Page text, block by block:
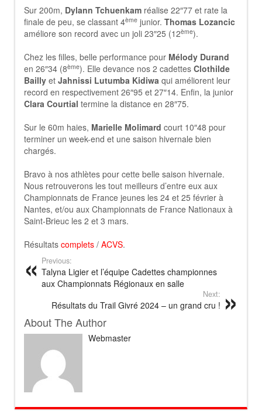
Sur 200m, Dylann Tchuenkam réalise 22″77 et rate la
finale de peu, se classant 4ème junior. Thomas Lozancic
améliore son record avec un joli 23″25 (12ème).
Chez les filles, belle performance pour Mélody Durand
en 26″34 (8ème). Elle devance nos 2 cadettes Clothilde
Bailly et Jahnissi Lutumba Kidiwa qui améliorent leur
record en respectivement 26″95 et 27″14. Enfin, la junior
Clara Courtial termine la distance en 28″75.
Sur le 60m haies, Marielle Molimard court 10″48 pour
terminer un week-end et une saison hivernale bien
chargés.
Bravo à nos athlètes pour cette belle saison hivernale.
Nous retrouverons les tout meilleurs d’entre eux aux
Championnats de France jeunes les 24 et 25 février à
Nantes, et/ou aux Championnats de France Nationaux à
Saint-Brieuc les 2 et 3 mars.
Résultats complets / ACVS.
Previous:
Talyna Ligier et l’équipe Cadettes championnes
aux Championnats Régionaux en salle
Next:
Résultats du Trail Givré 2024 – un grand cru !
About The Author
Webmaster